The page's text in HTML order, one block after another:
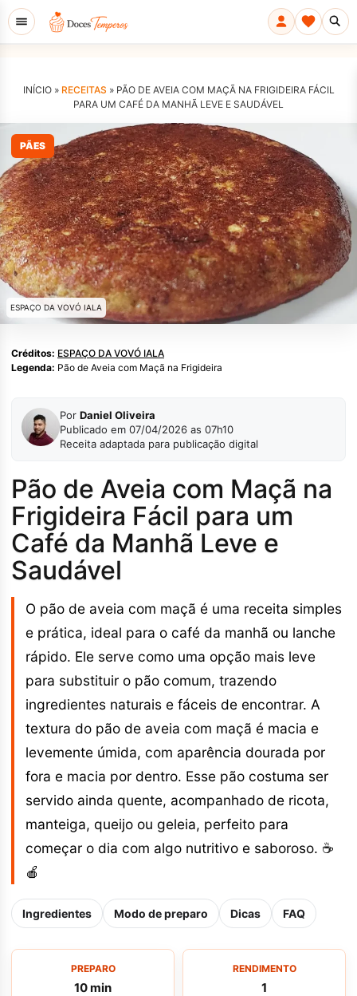
INÍCIO » RECEITAS » PÃO DE AVEIA COM MAÇÃ NA FRIGIDEIRA FÁCIL
PARA UM CAFÉ DA MANHÃ LEVE E SAUDÁVEL
PÃES
ESPAÇO DA VOVÓ IALA
Créditos: ESPAÇO DA VOVÓ IALA
Legenda: Pão de Aveia com Maçã na Frigideira
Por Daniel Oliveira
Publicado em 07/04/2026 as 07h10
Receita adaptada para publicação digital
Pão de Aveia com Maçã na
Frigideira Fácil para um
Café da Manhã Leve e
Saudável
O pão de aveia com maçã é uma receita simples
e prática, ideal para o café da manhã ou lanche
rápido. Ele serve como uma opção mais leve
para substituir o pão comum, trazendo
ingredientes naturais e fáceis de encontrar. A
textura do pão de aveia com maçã é macia e
levemente úmida, com aparência dourada por
fora e macia por dentro. Esse pão costuma ser
servido ainda quente, acompanhado de ricota,
manteiga, queijo ou geleia, perfeito para
começar o dia com algo nutritivo e saboroso. ☕
🍎
Ingredientes Modo de preparo Dicas FAQ
PREPARO
10 min
RENDIMENTO
1